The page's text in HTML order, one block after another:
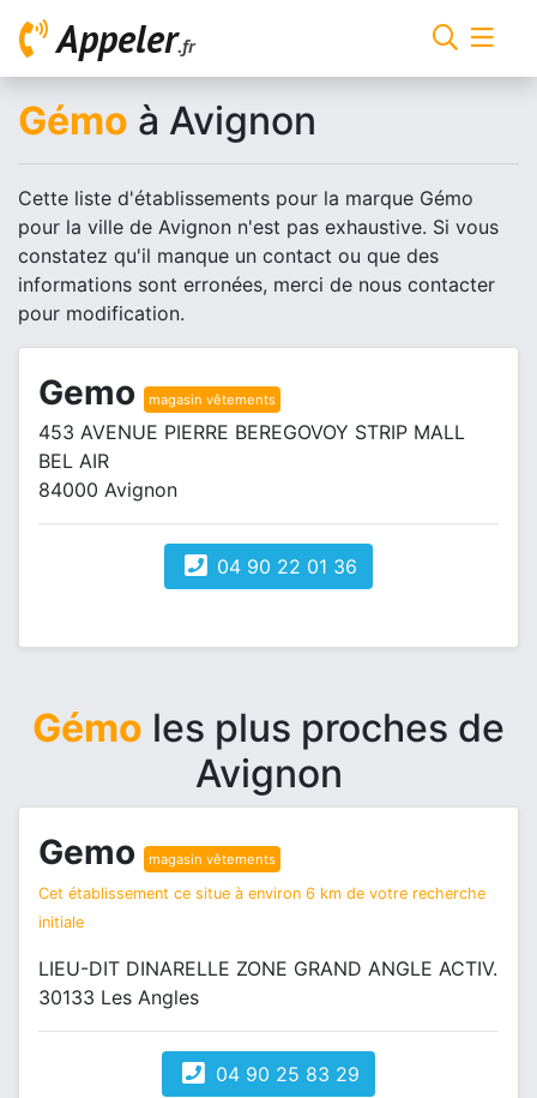
Appeler.fr
Gémo à Avignon
Cette liste d'établissements pour la marque Gémo
pour la ville de Avignon n'est pas exhaustive. Si vous
constatez qu'il manque un contact ou que des
informations sont erronées, merci de nous contacter
pour modification.
Gemo magasin vêtements
453 AVENUE PIERRE BEREGOVOY STRIP MALL
BEL AIR
84000 Avignon
04 90 22 01 36
Gémo les plus proches de
Avignon
Gemo magasin vêtements
Cet établissement ce situe à environ 6 km de votre recherche
initiale
LIEU-DIT DINARELLE ZONE GRAND ANGLE ACTIV.
30133 Les Angles
04 90 25 83 29